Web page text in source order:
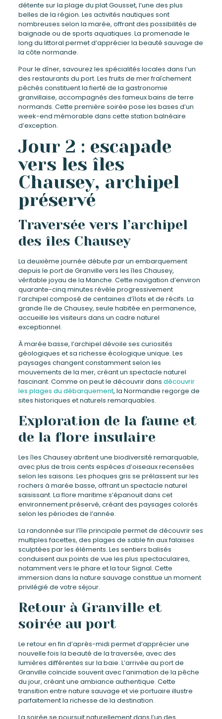
détente sur la plage du plat Gousset, l’une des plus
belles de la région. Les activités nautiques sont
nombreuses selon la marée, offrant des possibilités de
baignade ou de sports aquatiques. La promenade le
long du littoral permet d’apprécier la beauté sauvage de
la côte normande.
Pour le dîner, savourez les spécialités locales dans l’un
des restaurants du port. Les fruits de mer fraîchement
pêchés constituent la fierté de la gastronomie
granvillaise, accompagnés des fameux bains de terre
normands. Cette première soirée pose les bases d’un
week-end mémorable dans cette station balnéaire
d’exception.
Jour 2 : escapade
vers les îles
Chausey, archipel
préservé
Traversée vers l’archipel
des îles Chausey
La deuxième journée débute par un embarquement
depuis le port de Granville vers les îles Chausey,
véritable joyau de la Manche. Cette navigation d’environ
quarante-cinq minutes révèle progressivement
l’archipel composé de centaines d’îlots et de récifs. La
grande île de Chausey, seule habitée en permanence,
accueille les visiteurs dans un cadre naturel
exceptionnel.
À marée basse, l’archipel dévoile ses curiosités
géologiques et sa richesse écologique unique. Les
paysages changent constamment selon les
mouvements de la mer, créant un spectacle naturel
fascinant. Comme on peut le découvrir dans découvrir
les plages du débarquement, la Normandie regorge de
sites historiques et naturels remarquables.
Exploration de la faune et
de la flore insulaire
Les îles Chausey abritent une biodiversité remarquable,
avec plus de trois cents espèces d’oiseaux recensées
selon les saisons. Les phoques gris se prélassent sur les
rochers à marée basse, offrant un spectacle naturel
saisissant. La flore maritime s’épanouit dans cet
environnement préservé, créant des paysages colorés
selon les périodes de l’année.
La randonnée sur l’île principale permet de découvrir ses
multiples facettes, des plages de sable fin aux falaises
sculptées par les éléments. Les sentiers balisés
conduisent aux points de vue les plus spectaculaires,
notamment vers le phare et la tour Signal. Cette
immersion dans la nature sauvage constitue un moment
privilégié de votre séjour.
Retour à Granville et
soirée au port
Le retour en fin d’après-midi permet d’apprécier une
nouvelle fois la beauté de la traversée, avec des
lumières différentes sur la baie. L’arrivée au port de
Granville coïncide souvent avec l’animation de la pêche
du jour, créant une ambiance authentique. Cette
transition entre nature sauvage et vie portuaire illustre
parfaitement la richesse de la destination.